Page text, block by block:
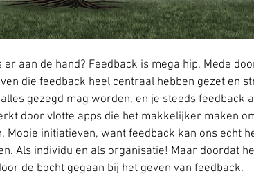
er aan de hand? Feedback is mega hip. Mede
die feedback heel centraal hebben gezet en
gezegd mag worden, en je steeds feedback
door vlotte apps die het makkelijker maken
Mooie initiatieven, want feedback kan ons echt
Als individu en als organisatie! Maar doordat
de bocht gegaan bij het geven van feedback.